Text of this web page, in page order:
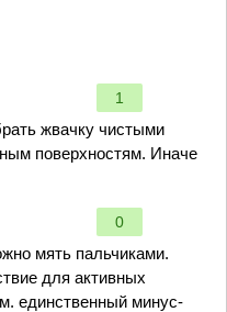
1
жвачку чистыми
поверхностям. Иначе
0
мять пальчиками.
для активных
единственный минус-